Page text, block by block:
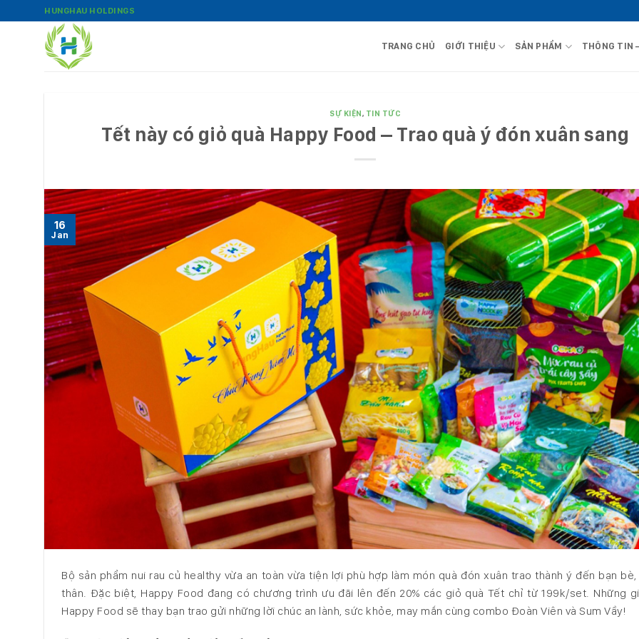
qua
HUNGHAU HOLDINGS
TRANG CHỦ GIỚI THIỆU SẢN PHẨM THÔNG TIN
SỰ KIỆN, TIN TỨC
Tết này có giỏ quà Happy Food – Trao quà ý đón xuân sang
16
Jan
Bộ sản phẩm nui rau củ healthy vừa an toàn vừa tiện lợi phù hợp làm món quà đón xuân trao thành ý đến bạn
thân. Đặc biệt, Happy Food đang có chương trình ưu đãi lên đến 20% các giỏ quà Tết chỉ từ 199k/set. Những
Happy Food sẽ thay bạn trao gửi những lời chúc an lành, sức khỏe, may mắn cùng combo Đoàn Viên và Sum Vầy!